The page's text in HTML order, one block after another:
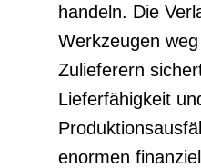
handeln. Die
Werkzeugen
Zulieferern
Lieferfähigkeit
enormen